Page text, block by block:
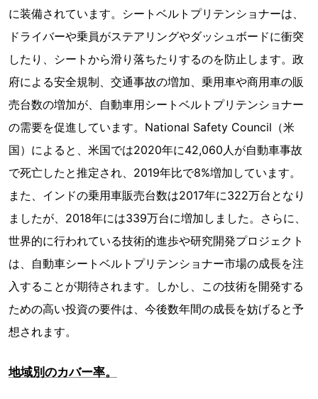
に装備されています。シートベルトプリテンショナーは、
ドライバーや乗員がステアリングやダッシュボードに衝突
したり、シートから滑り落ちたりするのを防止します。政
府による安全規制、交通事故の増加、乗用車や商用車の販
売台数の増加が、自動車用シートベルトプリテンショナー
の需要を促進しています。National Safety Council（米
国）によると、米国では2020年に42,060人が自動車事故
で死亡したと推定され、2019年比で8%増加しています。
また、インドの乗用車販売台数は2017年に322万台となり
ましたが、2018年には339万台に増加しました。さらに、
世界的に行われている技術的進歩や研究開発プロジェクト
は、自動車シートベルトプリテンショナー市場の成長を注
入することが期待されます。しかし、この技術を開発する
ための高い投資の要件は、今後数年間の成長を妨げると予
想されます。
地域別のカバー率。